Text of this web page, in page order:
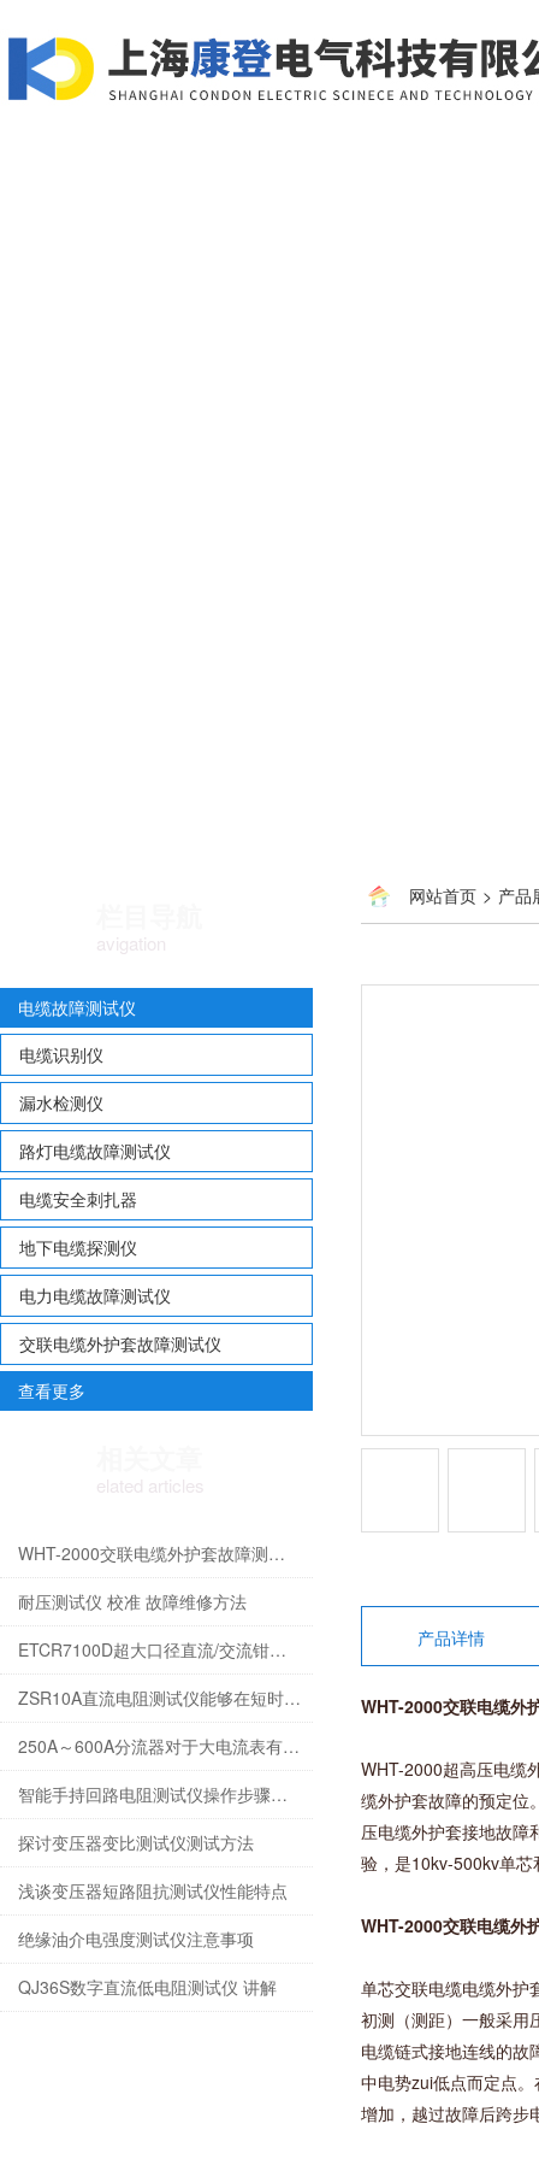
avigation
电缆故障测试仪
电缆识别仪
漏水检测仪
路灯电缆故障测试仪
电缆安全刺扎器
地下电缆探测仪
电力电缆故障测试仪
交联电缆外护套故障测试仪
查看更多
elated articles
WHT-2000交联电缆外护套故障测试仪测试原理
耐压测试仪 校准 故障维修方法
ETCR7100D超大口径直流/交流钳形电流表性能使用方法
ZSR10A直流电阻测试仪能够在短时间内完成测量
250A～600A分流器对于大电流表有它的一套方法
智能手持回路电阻测试仪操作步骤及注意事项
探讨变压器变比测试仪测试方法
浅谈变压器短路阻抗测试仪性能特点
绝缘油介电强度测试仪注意事项
QJ36S数字直流低电阻测试仪 讲解
网站首页 > 产品
产品详情
WHT-2000交联电缆外
WHT-2000超高压电缆
缆外护套故障的预定位
压电缆外护套接地故障
验，是10kv-500kv单
WHT-2000交联电缆外
单芯交联电缆电缆外护
初测（测距）一般采用
电缆链式接地连线的故
中电势zui低点而定点
增加，越过故障后跨步